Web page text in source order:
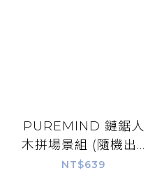
PUREMIND 鏈鋸人
木拼場景組 (隨機出...
NT$639